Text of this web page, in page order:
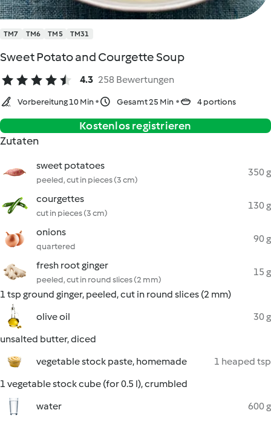
TM7 TM6 TM5 TM31
Sweet Potato and Courgette Soup
4.3 258 Bewertungen
Vorbereitung 10 Min Gesamt 25 Min 4 portions
Kostenlos registrieren
Zutaten
sweet potatoes
peeled, cut in pieces (3 cm)
350 g
courgettes
cut in pieces (3 cm)
130 g
onions
quartered
90 g
fresh root ginger
peeled, cut in round slices (2 mm)
15 g
1 tsp ground ginger, peeled, cut in round slices (2 mm)
olive oil
30 g
unsalted butter, diced
vegetable stock paste, homemade
1 heaped tsp
1 vegetable stock cube (for 0.5 l), crumbled
water
600 g